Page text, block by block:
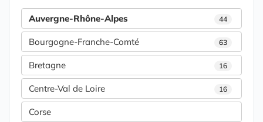
Auvergne-Rhône-Alpes 44
Bourgogne-Franche-Comté 63
Bretagne 16
Centre-Val de Loire 16
Corse